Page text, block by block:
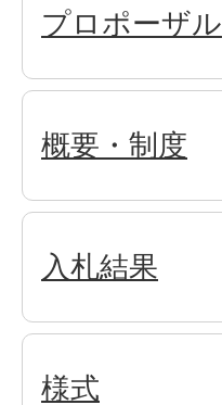
プロポーザル
概要・制度
入札結果
様式